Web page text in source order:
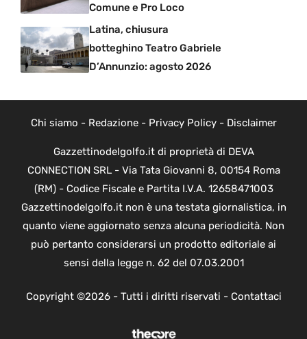
Comune e Pro Loco
Latina, chiusura
botteghino Teatro Gabriele
D’Annunzio: agosto 2026
Chi siamo - Redazione- Privacy Policy- Disclaimer
Gazzettinodelgolfo.it di proprietà di DEVA
CONNECTION SRL - Via Tata Giovanni 8, 00154 Roma
(RM) - Codice Fiscale e Partita I.V.A. 12658471003
Gazzettinodelgolfo.it non è una testata giornalistica, in
quanto viene aggiornato senza alcuna periodicità. Non
può pertanto considerarsi un prodotto editoriale ai
sensi della legge n. 62 del 07.03.2001
Copyright ©2026 - Tutti i diritti riservati - Contattaci